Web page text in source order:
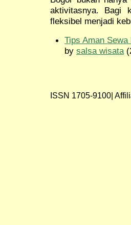
aktivitasnya. Bagi
fleksibel menjadi
Tips Aman
by salsa wisata
ISSN 1705-9100|